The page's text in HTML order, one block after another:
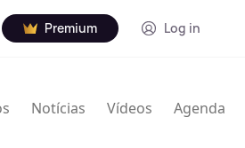
Premium Log in
Notícias Vídeos Agenda